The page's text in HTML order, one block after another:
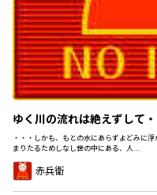
ゆく川の流れは絶えずして・
・・・しかも、もとの水にあらずよどみに
まりたるためしなし世の中にある、人...
赤兵衛